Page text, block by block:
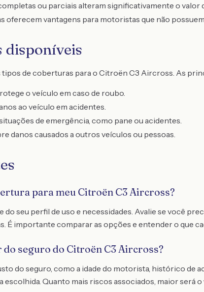
ou parciais alteram significativamente o valor
oferecem vantagens para motoristas que não
disponíveis
de coberturas para o Citroën C3 Aircross. As
o veículo em caso de roubo.
ao veículo em acidentes.
de emergência, como pane ou acidentes.
danos causados a outros veículos ou pessoas.
para meu Citroën C3 Aircross?
do seu perfil de uso e necessidades. Avalie se você
É importante comparar as opções e entender o que
seguro do Citroën C3 Aircross?
do seguro, como a idade do motorista, histórico de
Quanto mais riscos associados, maior será o